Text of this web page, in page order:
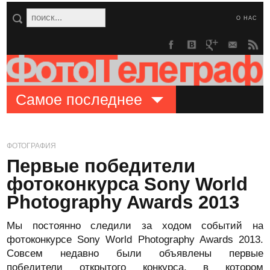
О НАС
Самое последнее
ФОТОГРАФИЯ
Первые победители
фотоконкурса Sony World
Photography Awards 2013
Мы постоянно следили за ходом событий на
фотоконкурсе Sony World Photography Awards 2013.
Совсем недавно были объявлены первые
победители открытого конкурса, в котором